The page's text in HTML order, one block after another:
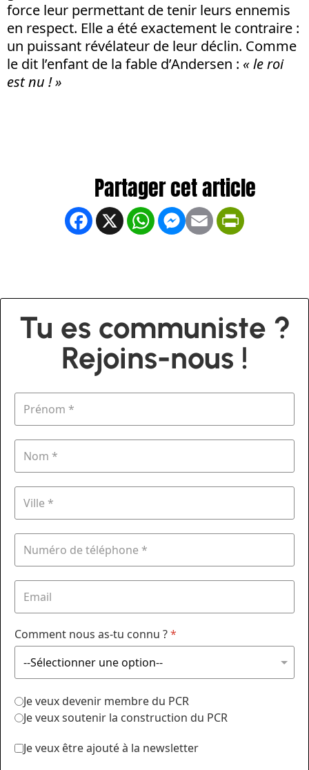
force leur permettant de tenir leurs ennemis
en respect. Elle a été exactement le contraire :
un puissant révélateur de leur déclin. Comme
le dit l’enfant de la fable d’Andersen : « le roi
est nu ! »
Facebook
X WhatsApp
Messenger
Email
Tu es communiste ?
Rejoins-nous !
Comment nous as-tu connu ?*
Je veux devenir membre du PCR
Je veux soutenir la construction du PCR
Je veux être ajouté à la newsletter